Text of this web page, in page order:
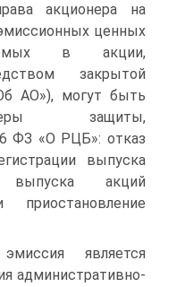
акционера на
ценных
в акции,
закрытой
АО»), могут быть
защиты,
ФЗ «О РЦБ»: отказ
выпуска
выпуска акций
приостановление
является
административно-